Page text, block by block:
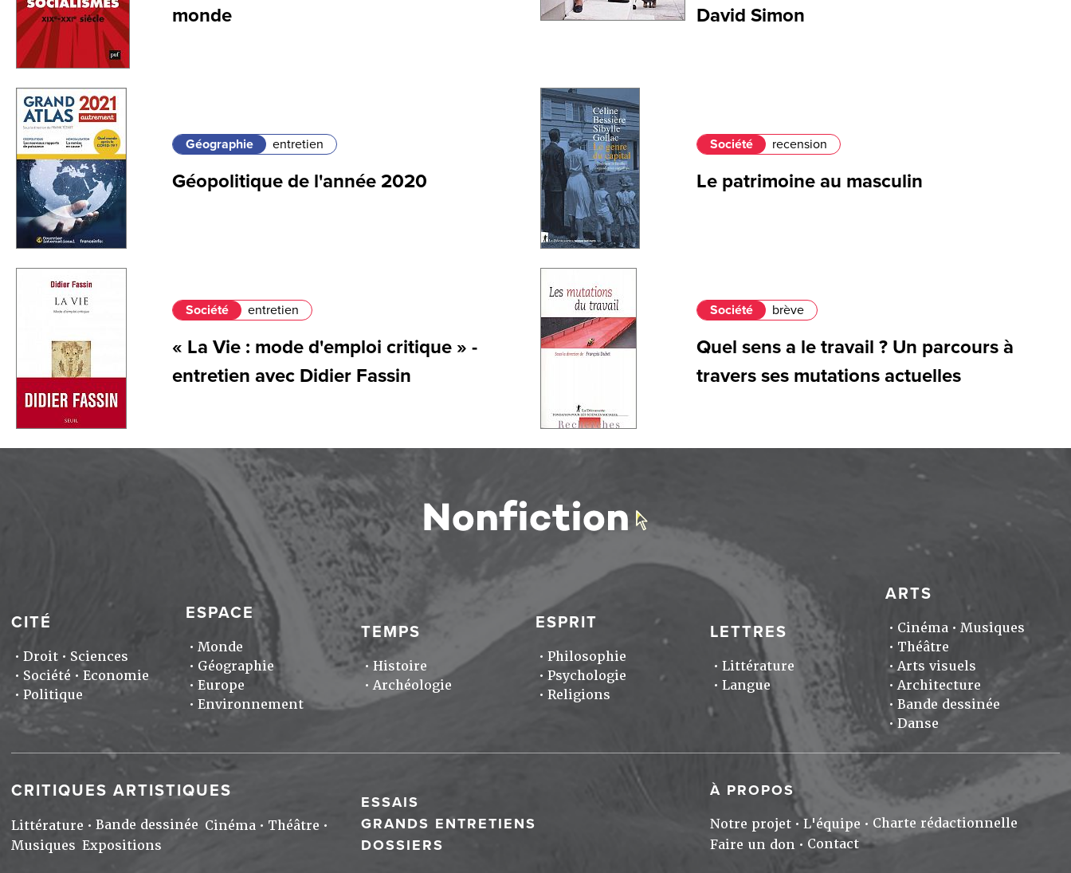
monde
David Simon
Géographie entretien
Géopolitique de l'année 2020
Société recension
Le patrimoine au masculin
Société entretien
« La Vie : mode d'emploi critique » -
entretien avec Didier Fassin
Société brève
Quel sens a le travail ? Un parcours à
travers ses mutations actuelles
CITÉ
Droit
Sciences
Société
Economie
Politique
ESPACE
Monde
Géographie
Europe
Environnement
TEMPS
Histoire
Archéologie
ESPRIT
Philosophie
Psychologie
Religions
LETTRES
Littérature
Langue
ARTS
Cinéma
Musiques
Théâtre
Arts visuels
Architecture
Bande dessinée
Danse
CRITIQUES ARTISTIQUES
Littérature Bande dessinée Cinéma
Théâtre
Musiques Expositions
ESSAIS
GRANDS ENTRETIENS
DOSSIERS
À PROPOS
Notre projet L'équipe
Charte rédactionnelle
Faire un don
Contact